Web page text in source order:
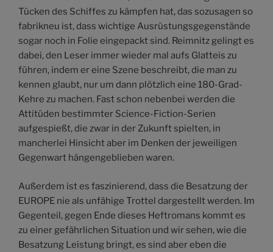
Tücken des Schiffes zu kämpfen hat, das sozusagen so
fabrikneu ist, dass wichtige Ausrüstungsgegenstände
sogar noch in Folie eingepackt sind. Reimnitz gelingt es
dabei, den Leser immer wieder mal aufs Glatteis zu
führen, indem er eine Szene beschreibt, die man zu
kennen glaubt, nur um dann plötzlich eine 180-Grad-
Kehre zu machen. Fast schon nebenbei werden die
Attitüden bestimmter Science-Fiction-Serien
aufgespießt, die zwar in der Zukunft spielten, in
mancherlei Hinsicht aber im Denken der jeweiligen
Gegenwart hängengeblieben waren.
Außerdem ist es faszinierend, dass die Besatzung der
EUROPE nie als unfähige Trottel dargestellt werden. Im
Gegenteil, gegen Ende dieses Heftromans kommt es
zu einer gefährlichen Situation und wir sehen, wie die
Besatzung Leistung bringt, es sind aber eben die